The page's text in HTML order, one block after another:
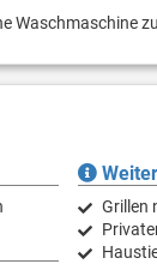
Waschmaschine
Grillen